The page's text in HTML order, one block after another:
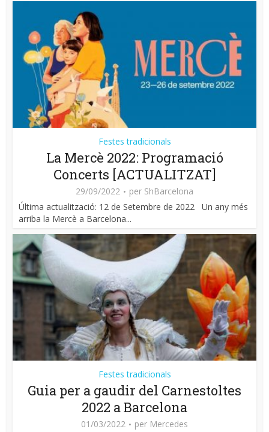
Festes tradicionals
La Mercè 2022: Programació
Concerts [ACTUALITZAT]
29/09/2022 per ShBarcelona
Última actualització: 12 de Setembre de 2022 Un any més
arriba la Mercè a Barcelona...
Festes tradicionals
Guia per a gaudir del Carnestoltes
2022 a Barcelona
01/03/2022 per Mercedes